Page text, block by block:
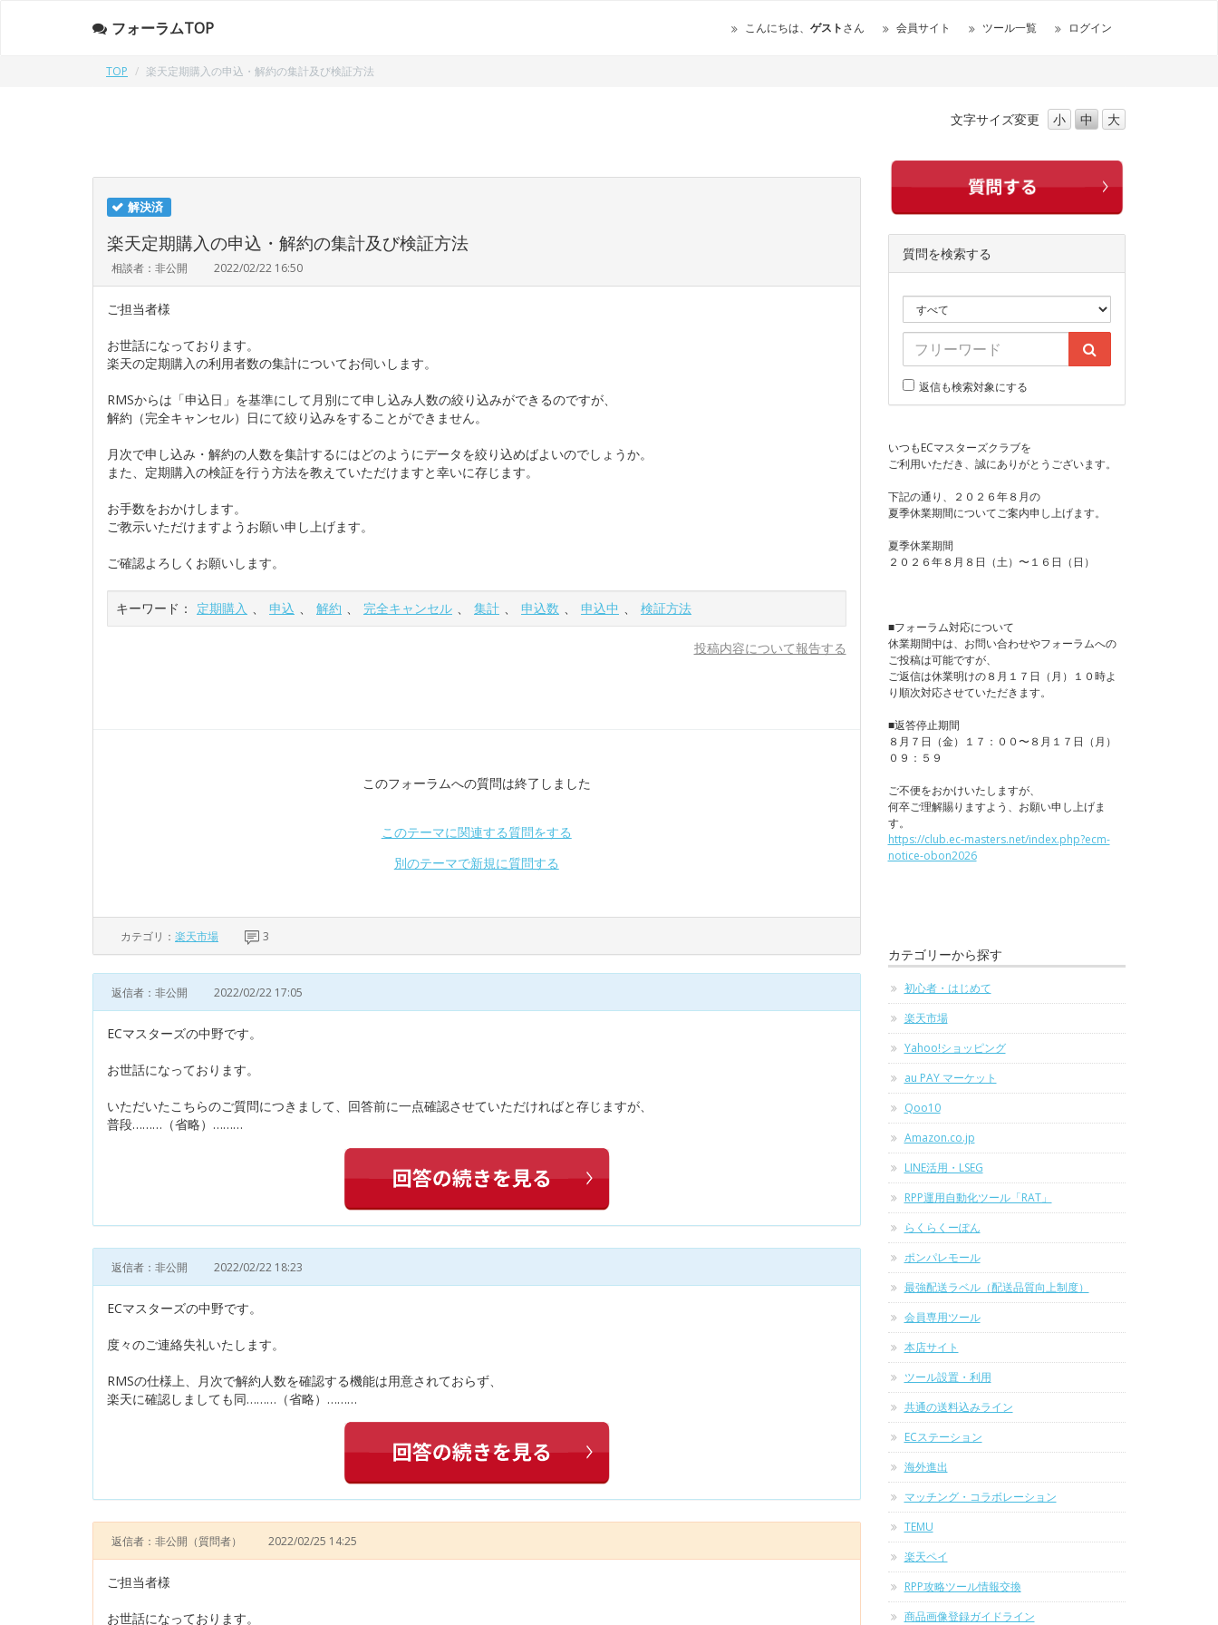
フォーラムTOP こんにちは、 ゲストさん 会員サイト ツール一覧 ログイン
TOP 楽天定期購入の申込・解約の集計及び検証方法
文字サイズ変更 小 中 大
解決済
楽天定期購入の申込・解約の集計及び検証方法
相談者：非公開 2022/02/22 16:50
ご担当者様
お世話になっております。
楽天の定期購入の利用者数の集計についてお伺いします。
RMSからは「申込日」を基準にして月別にて申し込み人数の絞り込みができるのですが、
解約（完全キャンセル）日にて絞り込みをすることができません。
月次で申し込み・解約の人数を集計するにはどのようにデータを絞り込めばよいのでしょうか。
また、定期購入の検証を行う方法を教えていただけますと幸いに存じます。
お手数をおかけします。
ご教示いただけますようお願い申し上げます。
ご確認よろしくお願いします。
キーワード： 定期購入 、 申込 、 解約 、 完全キャンセル 、 集計 、 申込数 、 申込中 、 検証方法
投稿内容について報告する
このフォーラムへの質問は終了しました
このテーマに関連する質問をする
別のテーマで新規に質問する
カテゴリ： 楽天市場 3
返信者：非公開 2022/02/22 17:05
ECマスターズの中野です。
お世話になっております。
いただいたこちらのご質問につきまして、回答前に一点確認させていただければと存じますが、
普段………（省略）………
返信者：非公開 2022/02/22 18:23
ECマスターズの中野です。
度々のご連絡失礼いたします。
RMSの仕様上、月次で解約人数を確認する機能は用意されておらず、
楽天に確認しましても同………（省略）………
返信者：非公開 （質問者） 2022/02/25 14:25
ご担当者様
お世話になっております。
質問を検索する
返信も検索対象にする
いつもECマスターズクラブを
ご利用いただき、誠にありがとうございます。
下記の通り、２０２６年８月の
夏季休業期間についてご案内申し上げます。
夏季休業期間
２０２６年８月８日（土）〜１６日（日）
■フォーラム対応について
休業期間中は、お問い合わせやフォーラムへの
ご投稿は可能ですが、
ご返信は休業明けの８月１７日（月）１０時よ
り順次対応させていただきます。
■返答停止期間
８月７日（金）１７：００〜８月１７日（月）
０９：５９
ご不便をおかけいたしますが、
何卒ご理解賜りますよう、お願い申し上げま
す。
https://club.ec-masters.net/index.php?ecm-
notice-obon2026
カテゴリーから探す
初心者・はじめて
楽天市場
Yahoo!ショッピング
au PAY マーケット
Qoo10
Amazon.co.jp
LINE活用・LSEG
RPP運用自動化ツール「RAT」
らくらくーぽん
ポンパレモール
最強配送ラベル（配送品質向上制度）
会員専用ツール
本店サイト
ツール設置・利用
共通の送料込みライン
ECステーション
海外進出
マッチング・コラボレーション
TEMU
楽天ペイ
RPP攻略ツール情報交換
商品画像登録ガイドライン